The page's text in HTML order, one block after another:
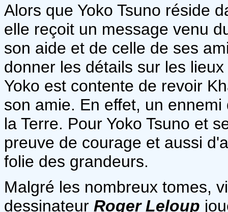
Alors que Yoko Tsuno réside
elle reçoit un message venu
son aide et de celle de ses
donner les détails sur les
Yoko est contente de revoir
son amie. En effet, un
la Terre. Pour Yoko Tsuno et
preuve de courage et aussi
folie des grandeurs.
Malgré les nombreux tomes,
dessinateur Roger Leloup